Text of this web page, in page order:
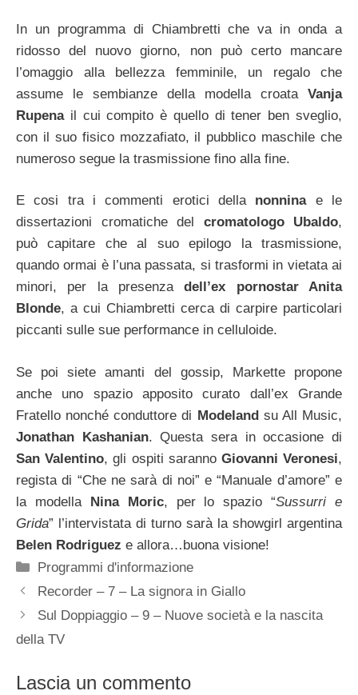
In un programma di Chiambretti che va in onda a
ridosso del nuovo giorno, non può certo mancare
l’omaggio alla bellezza femminile, un regalo che
assume le sembianze della modella croata Vanja
Rupenail cui compito è quello di tener ben sveglio,
con il suo fisico mozzafiato, il pubblico maschile che
numeroso segue la trasmissione fino alla fine.
E cosi tra i commenti erotici della nonninae le
dissertazioni cromatiche del cromatologo Ubaldo,
può capitare che al suo epilogo la trasmissione,
quando ormai è l’una passata, si trasformi in vietata ai
minori, per la presenzadell’ex pornostar Anita
Blonde, a cui Chiambretti cerca di carpire particolari
piccanti sulle sue performance in celluloide.
Se poi siete amanti del gossip, Markette propone
anche uno spazio apposito curato dall’ex Grande
Fratello nonché conduttore di Modelandsu All Music,
Jonathan Kashanian. Questa sera in occasione di
San Valentino, gli ospiti saranno Giovanni Veronesi,
regista di “Che ne sarà di noi” e “Manuale d’amore” e
la modella Nina Moric, per lo spazio “Sussurri e
Grida” l’intervistata di turno sarà la showgirl argentina
Belen Rodriguez e allora…buona visione!
Categorie
Programmi d'informazione
Recorder – 7 – La signora in Giallo
Sul Doppiaggio – 9 – Nuove società e la nascita
della TV
Lascia un commento